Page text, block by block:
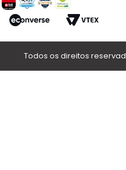
Todos os direitos